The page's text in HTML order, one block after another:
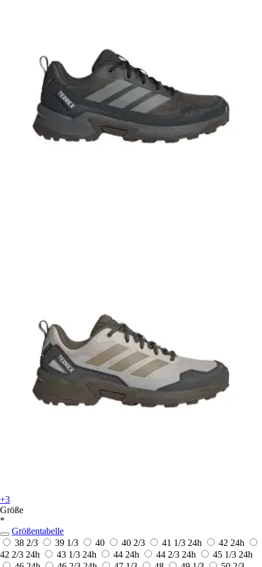
+3
Größe
*
Größentabelle
38 2/3
39 1/3 40 40 2/3 41 1/3 24h 42 24h
42 2/3 24h 43 1/3 24h 44 24h 44 2/3 24h 45 1/3 24h